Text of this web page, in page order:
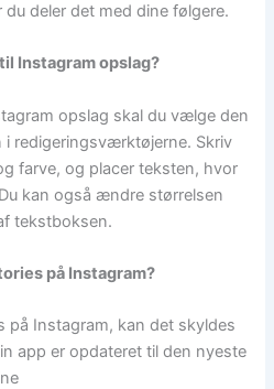
deler det med dine følgere.
Instagram opslag?
opslag skal du vælge den
i redigeringsværktøjerne. Skriv
farve, og placer teksten, hvor
kan også ændre størrelsen
tekstboksen.
på Instagram?
på Instagram, kan det skyldes
app er opdateret til den nyeste